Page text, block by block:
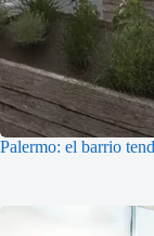
Palermo: el barrio